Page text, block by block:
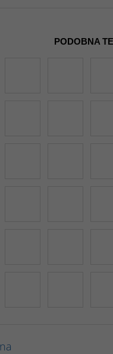
PODOBNA